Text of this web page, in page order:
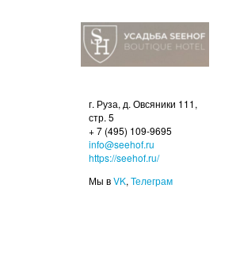
г. Руза, д. Овсяники 111,
стр. 5
+ 7 (495) 109-9695
info@seehof.ru
https://seehof.ru/
Мы вVK, Телеграм